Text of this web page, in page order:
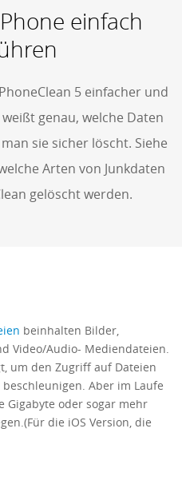
einfach
5 einfacher und
genau, welche Daten
sie sicher löscht. Siehe
Arten von Junkdaten
gelöscht werden.
beinhalten Bilder,
Video/Audio- Mediendateien.
um den Zugriff auf Dateien
Aber im Laufe
Gigabyte oder sogar mehr
die iOS Version, die